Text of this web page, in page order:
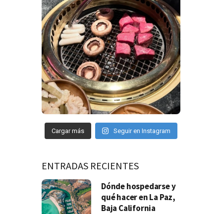
Cargar más Seguir en Instagram
ENTRADAS RECIENTES
Dónde hospedarse y
qué hacer en La Paz,
Baja California